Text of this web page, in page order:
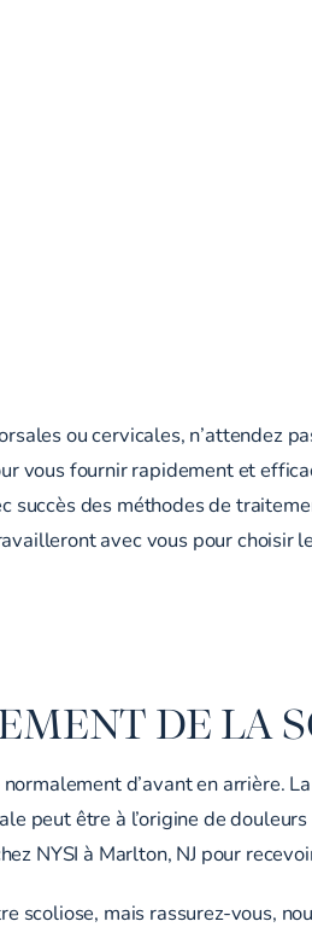
ou cervicales, n’attendez
fournir rapidement et
des méthodes de
avec vous pour choisir
DE LA
d’avant en arrière.
peut être à l’origine de
NYSI à Marlton, NJ pour
mais rassurez-vous,